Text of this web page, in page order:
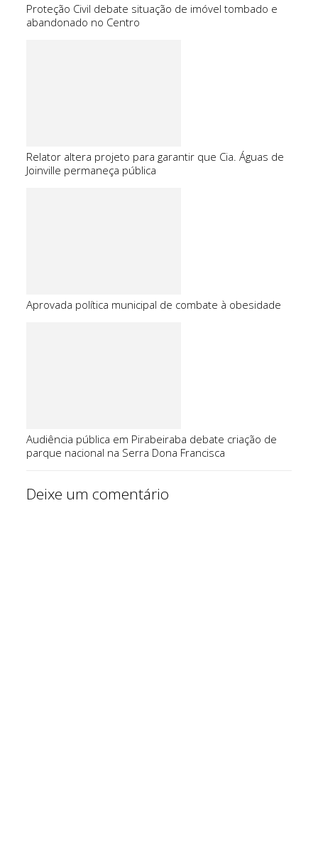
Proteção Civil debate situação de imóvel tombado e
abandonado no Centro
Relator altera projeto para garantir que Cia. Águas de
Joinville permaneça pública
Aprovada política municipal de combate à obesidade
Audiência pública em Pirabeiraba debate criação de
parque nacional na Serra Dona Francisca
Deixe um comentário